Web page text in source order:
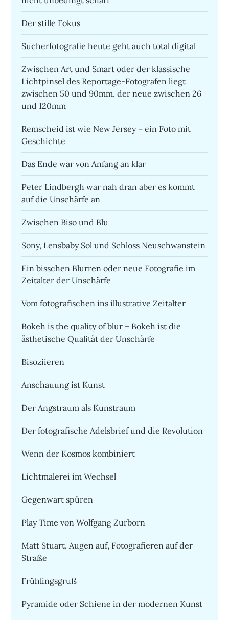
Der stille Fokus
Sucherfotografie heute geht auch total digital
Zwischen Art und Smart oder der klassische
Lichtpinsel des Reportage-Fotografen liegt
zwischen 50 und 90mm, der neue zwischen 26
und 120mm
Remscheid ist wie New Jersey – ein Foto mit
Geschichte
Das Ende war von Anfang an klar
Peter Lindbergh war nah dran aber es kommt
auf die Unschärfe an
Zwischen Biso und Blu
Sony, Lensbaby Sol und Schloss Neuschwanstein
Ein bisschen Blurren oder neue Fotografie im
Zeitalter der Unschärfe
Vom fotografischen ins illustrative Zeitalter
Bokeh is the quality of blur – Bokeh ist die
ästhetische Qualität der Unschärfe
Bisoziieren
Anschauung ist Kunst
Der Angstraum als Kunstraum
Der fotografische Adelsbrief und die Revolution
Wenn der Kosmos kombiniert
Lichtmalerei im Wechsel
Gegenwart spüren
Play Time von Wolfgang Zurborn
Matt Stuart, Augen auf, Fotografieren auf der
Straße
Frühlingsgruß
Pyramide oder Schiene in der modernen Kunst